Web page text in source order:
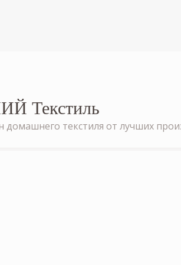
Текстиль
домашнего текстиля от лучших